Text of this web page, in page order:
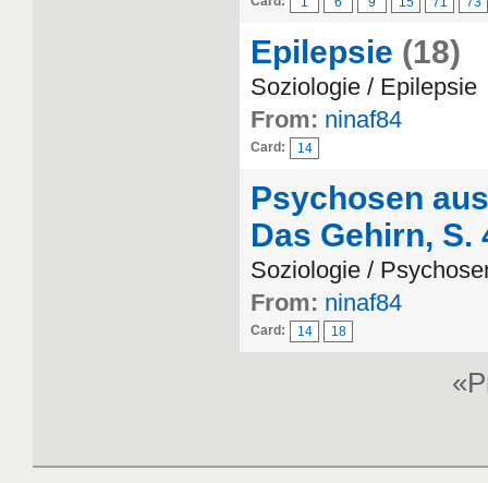
Epilepsie (18)
Soziologie / Epilepsie
From: ninaf84
Card: 14
Psychosen
Das Gehirn, S.
Soziologie /
From: ninaf84
Card: 14 18